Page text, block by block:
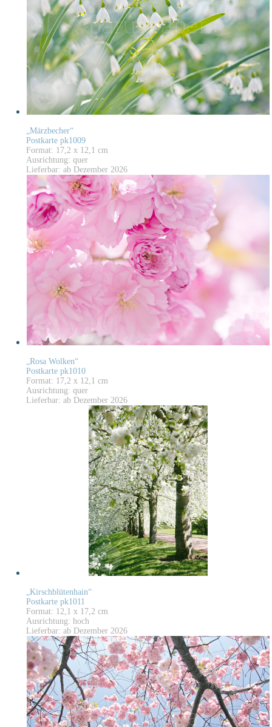
„Märzbecher“
Postkarte pk1009
Format: 17,2 x 12,1 cm
Ausrichtung: quer
Lieferbar: ab Dezember 2026
„Rosa Wolken“
Postkarte pk1010
Format: 17,2 x 12,1 cm
Ausrichtung: quer
Lieferbar: ab Dezember 2026
„Kirschblütenhain“
Postkarte pk1011
Format: 12,1 x 17,2 cm
Ausrichtung: hoch
Lieferbar: ab Dezember 2026